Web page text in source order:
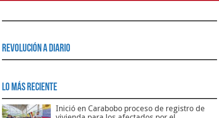
Revolución a Diario
Lo Más Reciente
Inició en Carabobo proceso de registro de